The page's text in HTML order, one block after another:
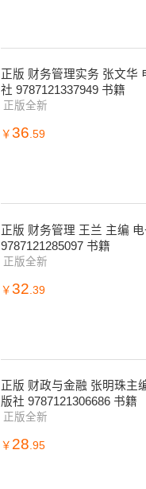
正版 财务管理实务 张文华
社 9787121337949 书籍
正版全新
￥ 36.59
正版 财务管理 王兰 主编
9787121285097 书籍
正版全新
￥ 32 .39
正版 财政与金融 张明珠主
版社 9787121306686 书籍
正版全新
￥ 28.95